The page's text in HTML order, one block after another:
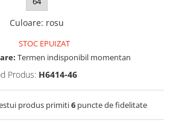
Culoare: rosu
STOC EPUIZAT
Termen indisponibil momentan
Produs: H6414-46
produs primiti6 puncte de fidelitate